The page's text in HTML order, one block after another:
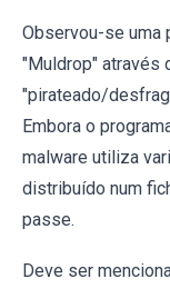
Observou-se uma
"Muldrop" através
"pirateado/
Embora o
malware utiliza
distribuído num
passe.
Deve ser